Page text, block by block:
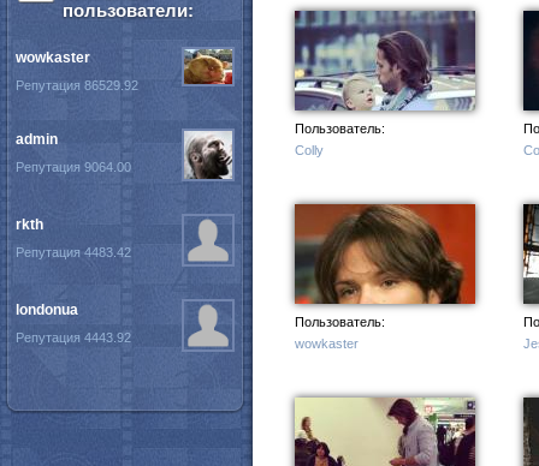
Пользователь:
Colly
Пользователь:
wowkaster
пользователи:
wowkaster
Репутация 86529.92
admin
Репутация 9064.00
rkth
Репутация 4483.42
londonua
Репутация 4443.92